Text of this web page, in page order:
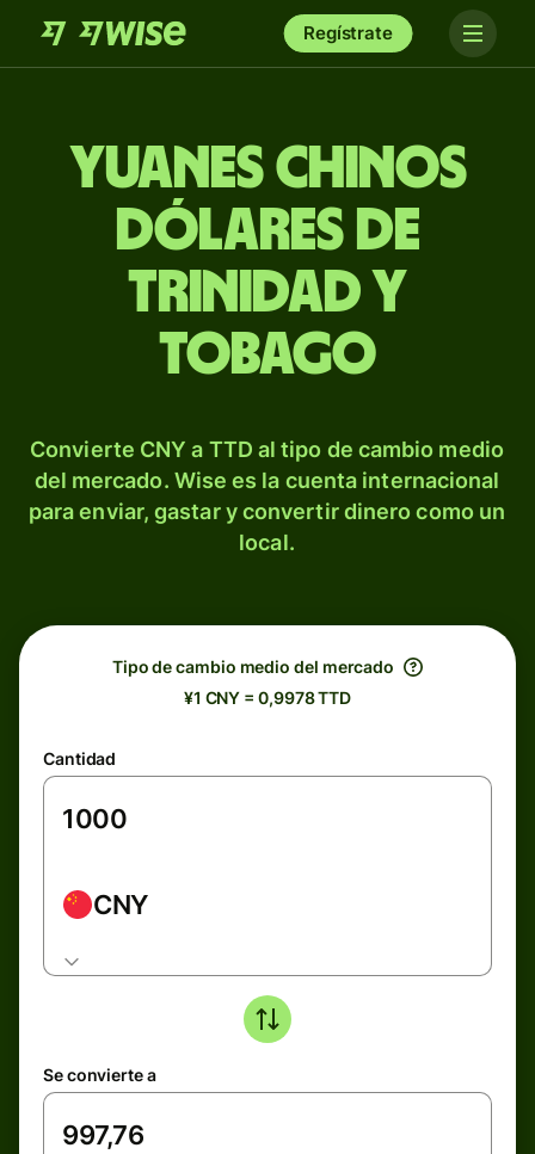
Regístrate
Yuanes chinos
dólares de
Trinidad y
Tobago
Convierte CNY a TTD al tipo de cambio medio
del mercado. Wise es la cuenta internacional
para enviar, gastar y convertir dinero como un
local.
Tipo de cambio medio del mercado
¥1 CNY = 0,9978 TTD
Cantidad
CNY
Se convierte a